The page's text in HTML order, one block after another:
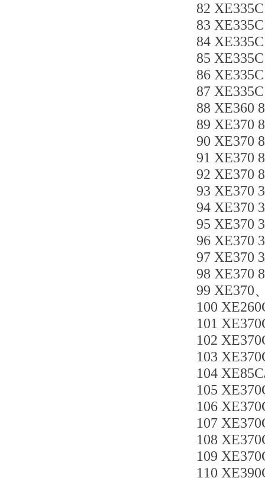
82
83
84
85
86
87
88 XE360
89 XE370
90 XE370
91 XE370
92 XE370
93 XE370
94 XE370
95 XE370
96 XE370
97 XE370
98 XE370
99 XE370
100
101
102
103
104
105
106
107
108
109
110